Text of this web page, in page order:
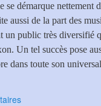
se démarque
aussi de la part des
un public très diversifié
Un tel succès pose
dans toute son